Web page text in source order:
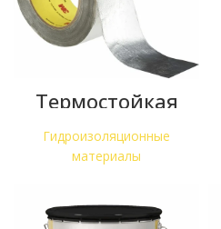
Термостойкая
лента 3M 363 на
основе
алюминиевой
фольги и
стеклоткани
Гидроизоляционные
материалы